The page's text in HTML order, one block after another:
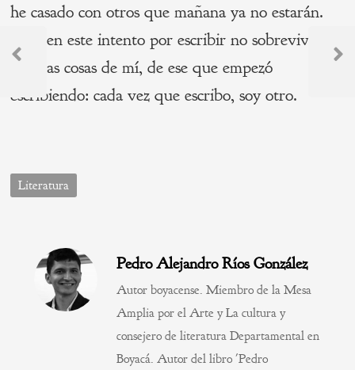
he casado con otros que mañana ya no estarán.
Aun en este intento por escribir no sobreviven
muchas cosas de mí, de ese que empezó
escribiendo: cada vez que escribo, soy otro.
Literatura
Pedro Alejandro Ríos González
Autor boyacense. Miembro de la Mesa
Amplia por el Arte y La cultura y
consejero de literatura Departamental en
Boyacá. Autor del libro 'Pedro
Navegación
entradas